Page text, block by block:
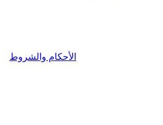
الأحكام والشروط